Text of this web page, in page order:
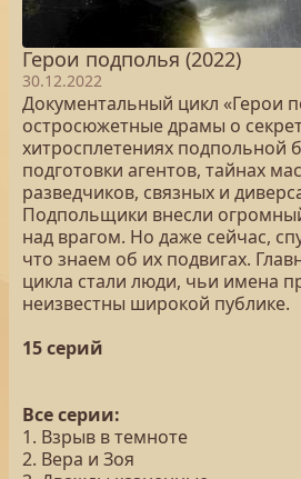
Герои подполья (2022)
30.12.2022
Документальный цикл «Герои
остросюжетные драмы о
хитросплетениях подпольной
подготовки агентов, тайнах
разведчиков, связных и
Подпольщики внесли
над врагом. Но даже сейчас,
что знаем об их подвигах.
цикла стали люди, чьи имена
неизвестны широкой публике.
15 серий
Все серии:
1. Взрыв в темноте
2. Вера и Зоя